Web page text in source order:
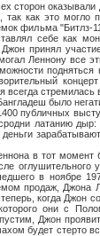
оказывали
так как это
фильма "Битлз-
себе как
принял
Леннону все
стремилась
было
публичных
латанию
тот момент
в ноябре
продаж,
когда Джон
они с
Джон
будет стерто